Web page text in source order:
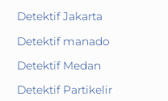
Detektif Jakarta
Detektif manado
Detektif Medan
Detektif Partikelir